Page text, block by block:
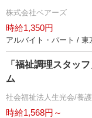
株式会社ベアーズ
時給1,350円
アルバイト・パート / 東
「福祉調理スタッ
ム
社会福祉法人生光会/養
時給1,568円～